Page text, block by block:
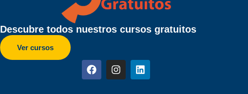
Descubre todos nuestros cursos gratuitos
Ver cursos